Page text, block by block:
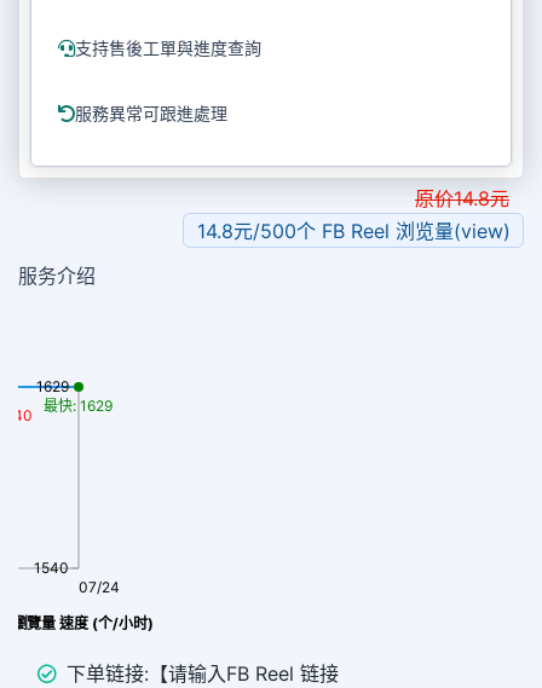
支持售後工單與進度查詢
服務異常可跟進處理
原价14.8元
14.8元/500个 FB Reel 浏览量(view)
服务介绍
瀏覽量 速度 (个/小时)
1540
1629
07/24
最快: 1629
下单链接:【请输入FB Reel 链接